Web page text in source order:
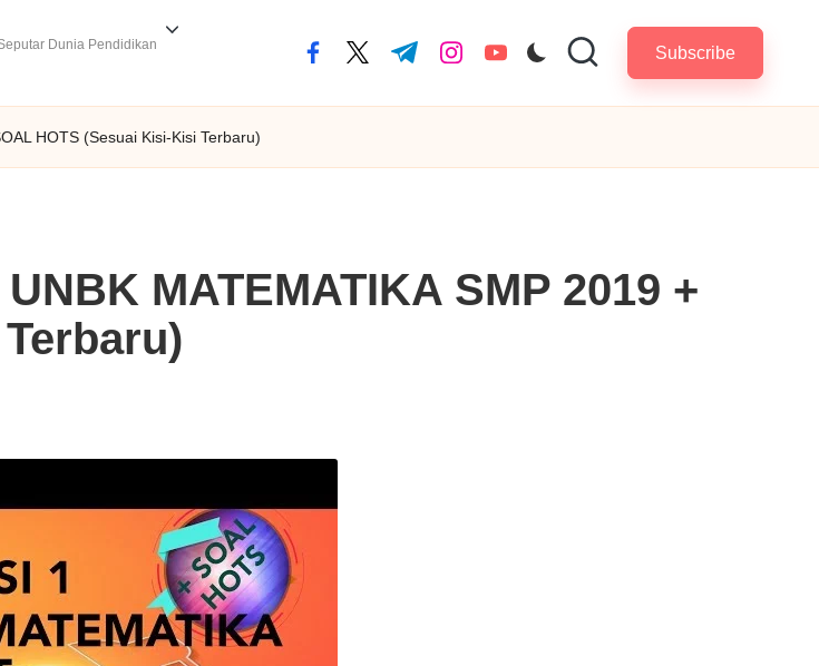
Dunia Pendidikan
facebook.com
twitter.com
t.me instagram.com
youtube.com Subscribe
HOTS (Sesuai Kisi-Kisi Terbaru)
MATEMATIKA SMP 2019 +